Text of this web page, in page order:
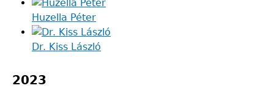
Huzella Péter
Dr. Kiss László
2023